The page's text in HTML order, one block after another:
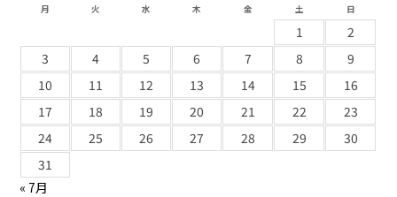
月 火 水 木 金 土 日
1
2
3
4 5 6 7 8
9
10
11 12 13 14 15
16
17
18 19 20 21 22
23
24
25 26 27 28 29
30
31
« 7月